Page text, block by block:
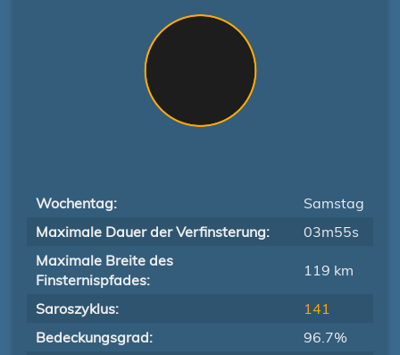
Wochentag:
Samstag
Maximale Dauer der Verfinsterung:
03m55s
Maximale Breite des
Finsternispfades:
119 km
Saroszyklus:
141
Bedeckungsgrad:
96.7%